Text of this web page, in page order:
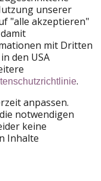
unserer
"alle akzeptieren"
mit Dritten
den USA
.
anpassen.
notwendigen
keine
Inhalte